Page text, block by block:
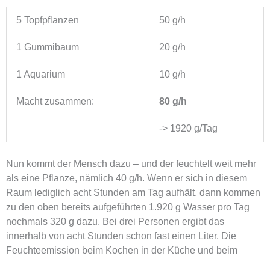
5 Topfpflanzen 50 g/h
1 Gummibaum 20 g/h
1 Aquarium 10 g/h
Macht zusammen: 80 g/h
-> 1920 g/Tag
Nun kommt der Mensch dazu – und der feuchtelt weit mehr
als eine Pflanze, nämlich 40 g/h. Wenn er sich in diesem
Raum lediglich acht Stunden am Tag aufhält, dann kommen
zu den oben bereits aufgeführten 1.920 g Wasser pro Tag
nochmals 320 g dazu. Bei drei Personen ergibt das
innerhalb von acht Stunden schon fast einen Liter. Die
Feuchteemission beim Kochen in der Küche und beim